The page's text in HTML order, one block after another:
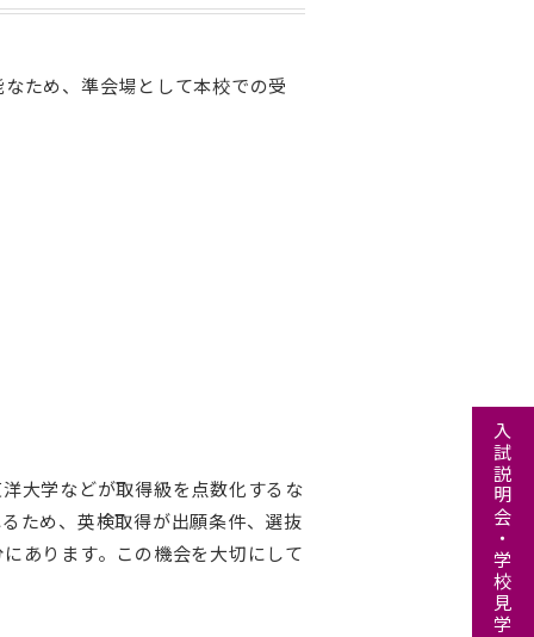
入試説明会・学校見学
ため、準会場として本校での受
大学などが取得級を点数化するな
ため、英検取得が出願条件、選抜
あります。この機会を大切にして